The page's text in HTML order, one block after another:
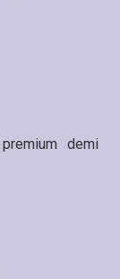
demi